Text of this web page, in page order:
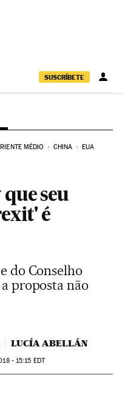
SUSCRÍBETE
MÉDIO CHINA EUA
seu
é
do Conselho
proposta não
LUCÍA ABELLÁN
- 15:15 EDT